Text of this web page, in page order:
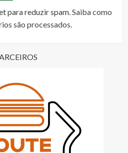
para reduzir spam.Saiba como
são processados.